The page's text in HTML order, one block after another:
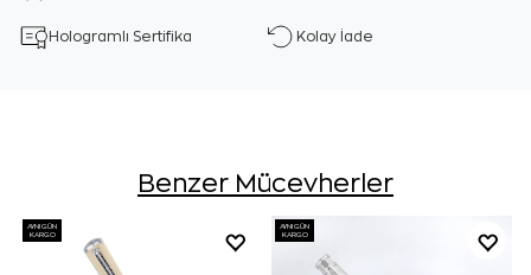
Hologramlı Sertifika Kolay İade
Benzer Mücevherler
AYNI GÜN
KARGO
AYNI GÜN
KARGO